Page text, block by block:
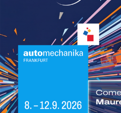
Alternative:
Certificazioni Maurelli SPA